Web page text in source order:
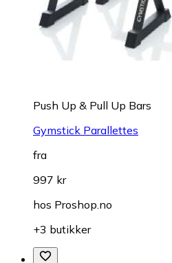
Push Up & Pull Up Bars
Gymstick Parallettes
fra
997 kr
hos Proshop.no
+3 butikker